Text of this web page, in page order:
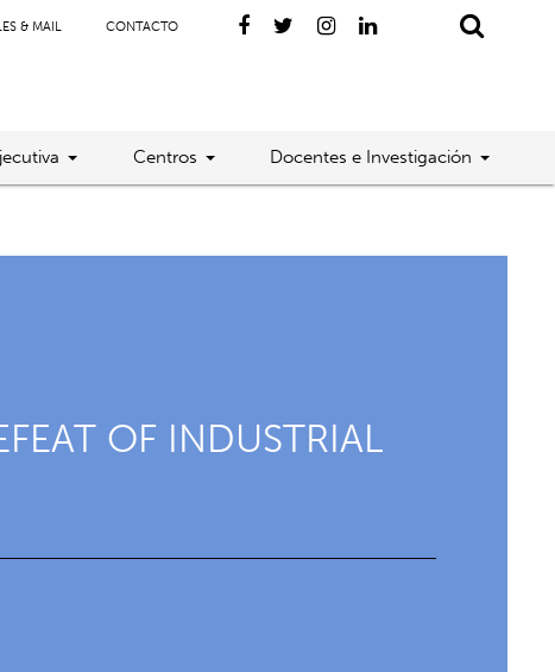
& MAIL CONTACTO
Centros Docentes e Investigación
OF INDUSTRIAL